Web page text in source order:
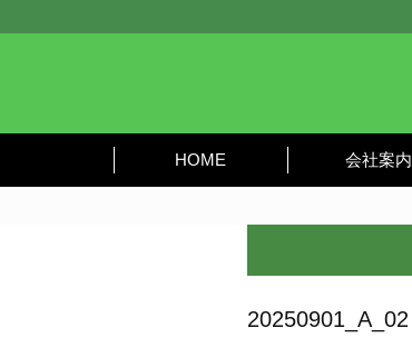
HOME 会社案内
20250901_A_02